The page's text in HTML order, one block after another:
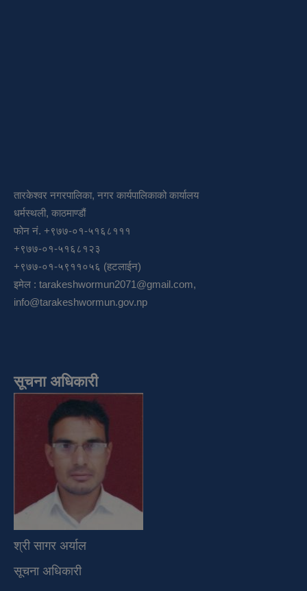
तारकेश्वर नगरपालिका, नगर कार्यपालिकाको कार्यालय
धर्मस्थली, काठमाण्डौं
फोन नं. +९७७-०१-५१६८१११
+९७७-०१-५१६८१२३
+९७७-०१-५९११०५६ (हटलाईन)
इमेल : tarakeshwormun2071@gmail.com,
info@tarakeshwormun.gov.np
सूचना अधिकारी
श्री सागर अर्याल
सूचना अधिकारी